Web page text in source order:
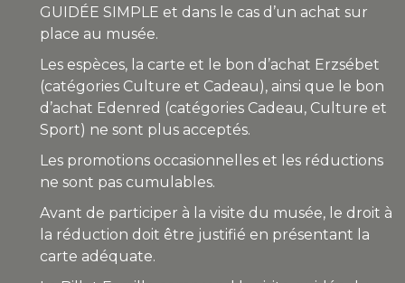
GUIDÉE SIMPLE et dans le cas d’un achat sur
place au musée.
Les espèces, la carte et le bon d’achat Erzsébet
(catégories Culture et Cadeau), ainsi que le bon
d’achat Edenred (catégories Cadeau, Culture et
Sport) ne sont plus acceptés.
Les promotions occasionnelles et les réductions
ne sont pas cumulables.
Avant de participer à la visite du musée, le droit à
la réduction doit être justifié en présentant la
carte adéquate.